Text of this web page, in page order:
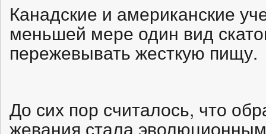
Канадские и американские
меньшей мере один вид
пережевывать жесткую пищу.
До сих пор считалось, что
жевания стала